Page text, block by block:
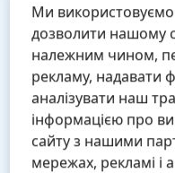
Ми
дозволити нашому
належним чином,
рекламу, надавати
аналізувати наш
інформацією про
сайту з нашими
мережах, рекламі і